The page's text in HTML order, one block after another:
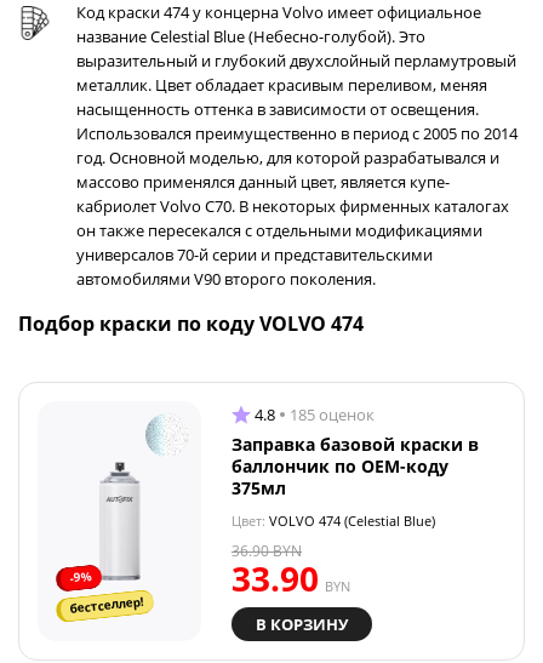
Код краски 474 у концерна Volvo имеет официальное
название Celestial Blue (Небесно-голубой). Это
выразительный и глубокий двухслойный перламутровый
металлик. Цвет обладает красивым переливом, меняя
насыщенность оттенка в зависимости от освещения.
Использовался преимущественно в период с 2005 по 2014
год. Основной моделью, для которой разрабатывался и
массово применялся данный цвет, является купе-
кабриолет Volvo C70. В некоторых фирменных каталогах
он также пересекался с отдельными модификациями
универсалов 70-й серии и представительскими
автомобилями V90 второго поколения.
Подбор краски по коду VOLVO 474
-9%
бестселлер!
4.8 185 оценок
Заправка базовой краски в
баллончик по OEM-коду
375мл
Цвет: VOLVO 474 (Celestial Blue)
33.90 BYN
36.90BYN
В КОРЗИНУ